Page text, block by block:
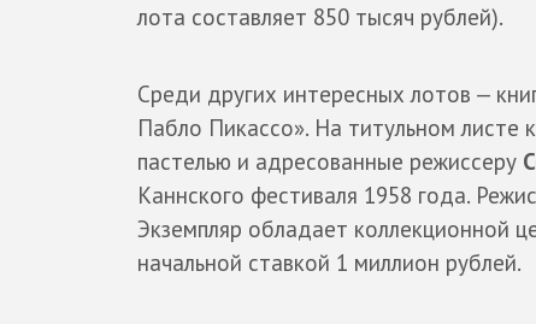
лота составляет 850 тысяч рублей).
Среди других интересных лотов —
Пабло Пикассо». На титульном листе
пастелью и адресованные режиссеру
Каннского фестиваля 1958 года.
Экземпляр обладает коллекционной
начальной ставкой 1 миллион рублей.